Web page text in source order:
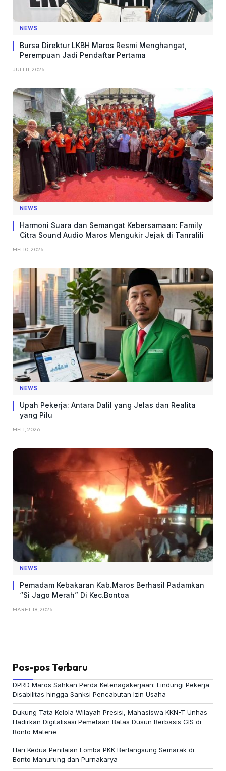
NEWS
Bursa Direktur LKBH Maros Resmi Menghangat,
Perempuan Jadi Pendaftar Pertama
JULI 11, 2026
NEWS
Harmoni Suara dan Semangat Kebersamaan: Family
Citra Sound Audio Maros Mengukir Jejak di Tanralili
MEI 10, 2026
NEWS
Upah Pekerja: Antara Dalil yang Jelas dan Realita
yang Pilu
MEI 1, 2026
NEWS
Pemadam Kebakaran Kab.Maros Berhasil Padamkan
“Si Jago Merah” Di Kec.Bontoa
MARET 18, 2026
Pos-pos Terbaru
DPRD Maros Sahkan Perda Ketenagakerjaan: Lindungi Pekerja
Disabilitas hingga Sanksi Pencabutan Izin Usaha
Dukung Tata Kelola Wilayah Presisi, Mahasiswa KKN-T Unhas
Hadirkan Digitalisasi Pemetaan Batas Dusun Berbasis GIS di
Bonto Matene
Hari Kedua Penilaian Lomba PKK Berlangsung Semarak di
Bonto Manurung dan Purnakarya